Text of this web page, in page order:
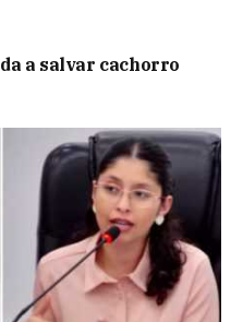
a salvar cachorro